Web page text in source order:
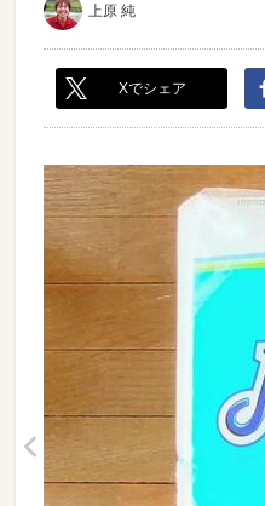
上原 純
Xでシェア